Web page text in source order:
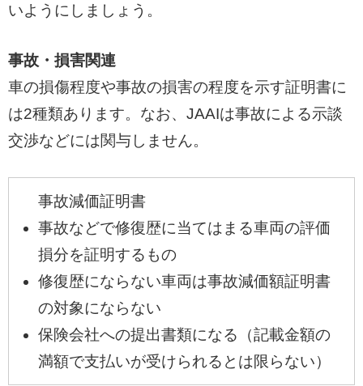
いようにしましょう。
事故・損害関連
車の損傷程度や事故の損害の程度を示す証明書に
は2種類あります。なお、JAAIは事故による示談
交渉などには関与しません。
事故減価証明書
事故などで修復歴に当てはまる車両の評価
損分を証明するもの
修復歴にならない車両は事故減価額証明書
の対象にならない
保険会社への提出書類になる（記載金額の
満額で支払いが受けられるとは限らない）